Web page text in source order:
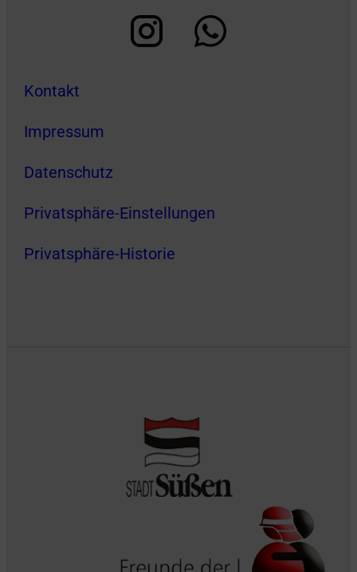
Kontakt
Impressum
Datenschutz
Privatsphäre-Einstellungen
Privatsphäre-Historie